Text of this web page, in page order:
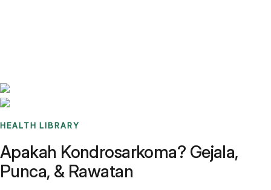
HEALTH LIBRARY
Apakah Kondrosarkoma? Gejala,
Punca, & Rawatan